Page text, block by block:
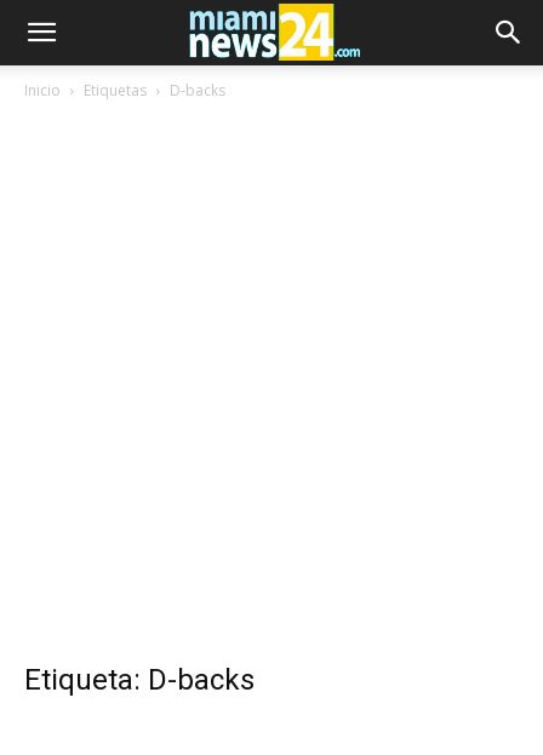
Inicio Etiquetas D-backs
Etiqueta: D-backs